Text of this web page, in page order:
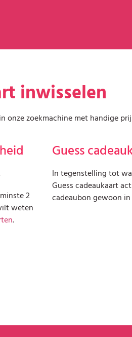
inwisselen
onze zoekmachine met handige
2
weten
.
Guess
In tegenstelling tot
Guess cadeaukaart
cadeaubon gewoon